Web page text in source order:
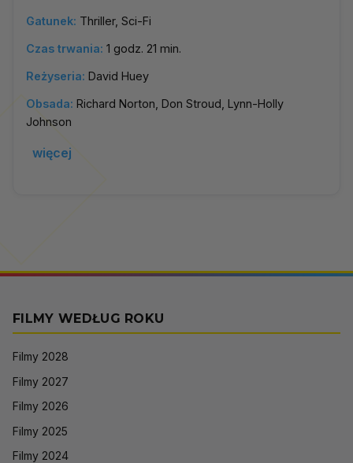
Gatunek: Thriller, Sci-Fi
Czas trwania: 1 godz. 21 min.
Reżyseria: David Huey
Obsada: Richard Norton, Don Stroud, Lynn-Holly
Johnson
więcej
FILMY WEDŁUG ROKU
Filmy 2028
Filmy 2027
Filmy 2026
Filmy 2025
Filmy 2024